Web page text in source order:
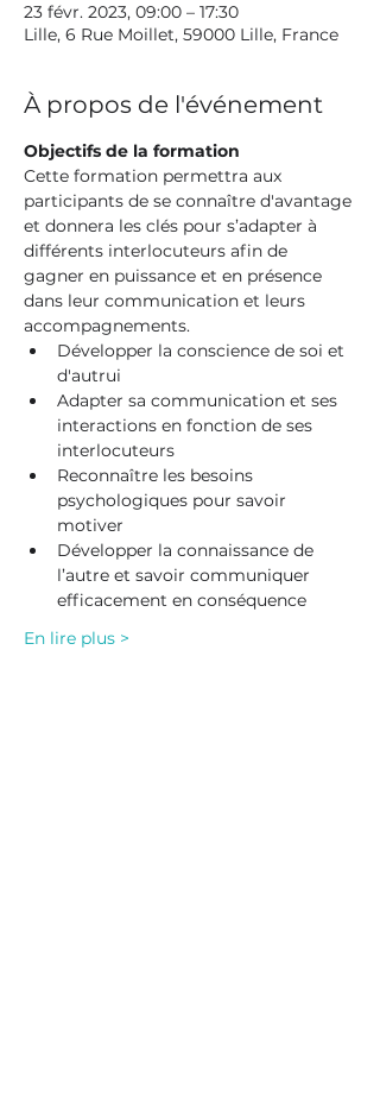
23 févr. 2023, 09:00 – 17:30
Lille, 6 Rue Moillet, 59000 Lille, France
À propos de l'événement
Objectifs de la formation
Cette formation permettra aux
participants de se connaître d'avantage
et donnera les clés pour s’adapter à
différents interlocuteurs afin de
gagner en puissance et en présence
dans leur communication et leurs
accompagnements.
Développer la conscience de soi et
d'autrui
Adapter sa communication et ses
interactions en fonction de ses
interlocuteurs
Reconnaître les besoins
psychologiques pour savoir
motiver
Développer la connaissance de
l’autre et savoir communiquer
efficacement en conséquence
En lire plus >